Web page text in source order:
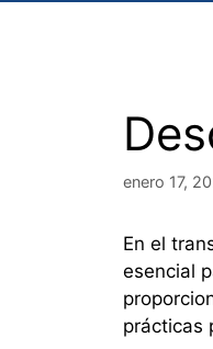
enero 17,
En el
esencial
prácticas